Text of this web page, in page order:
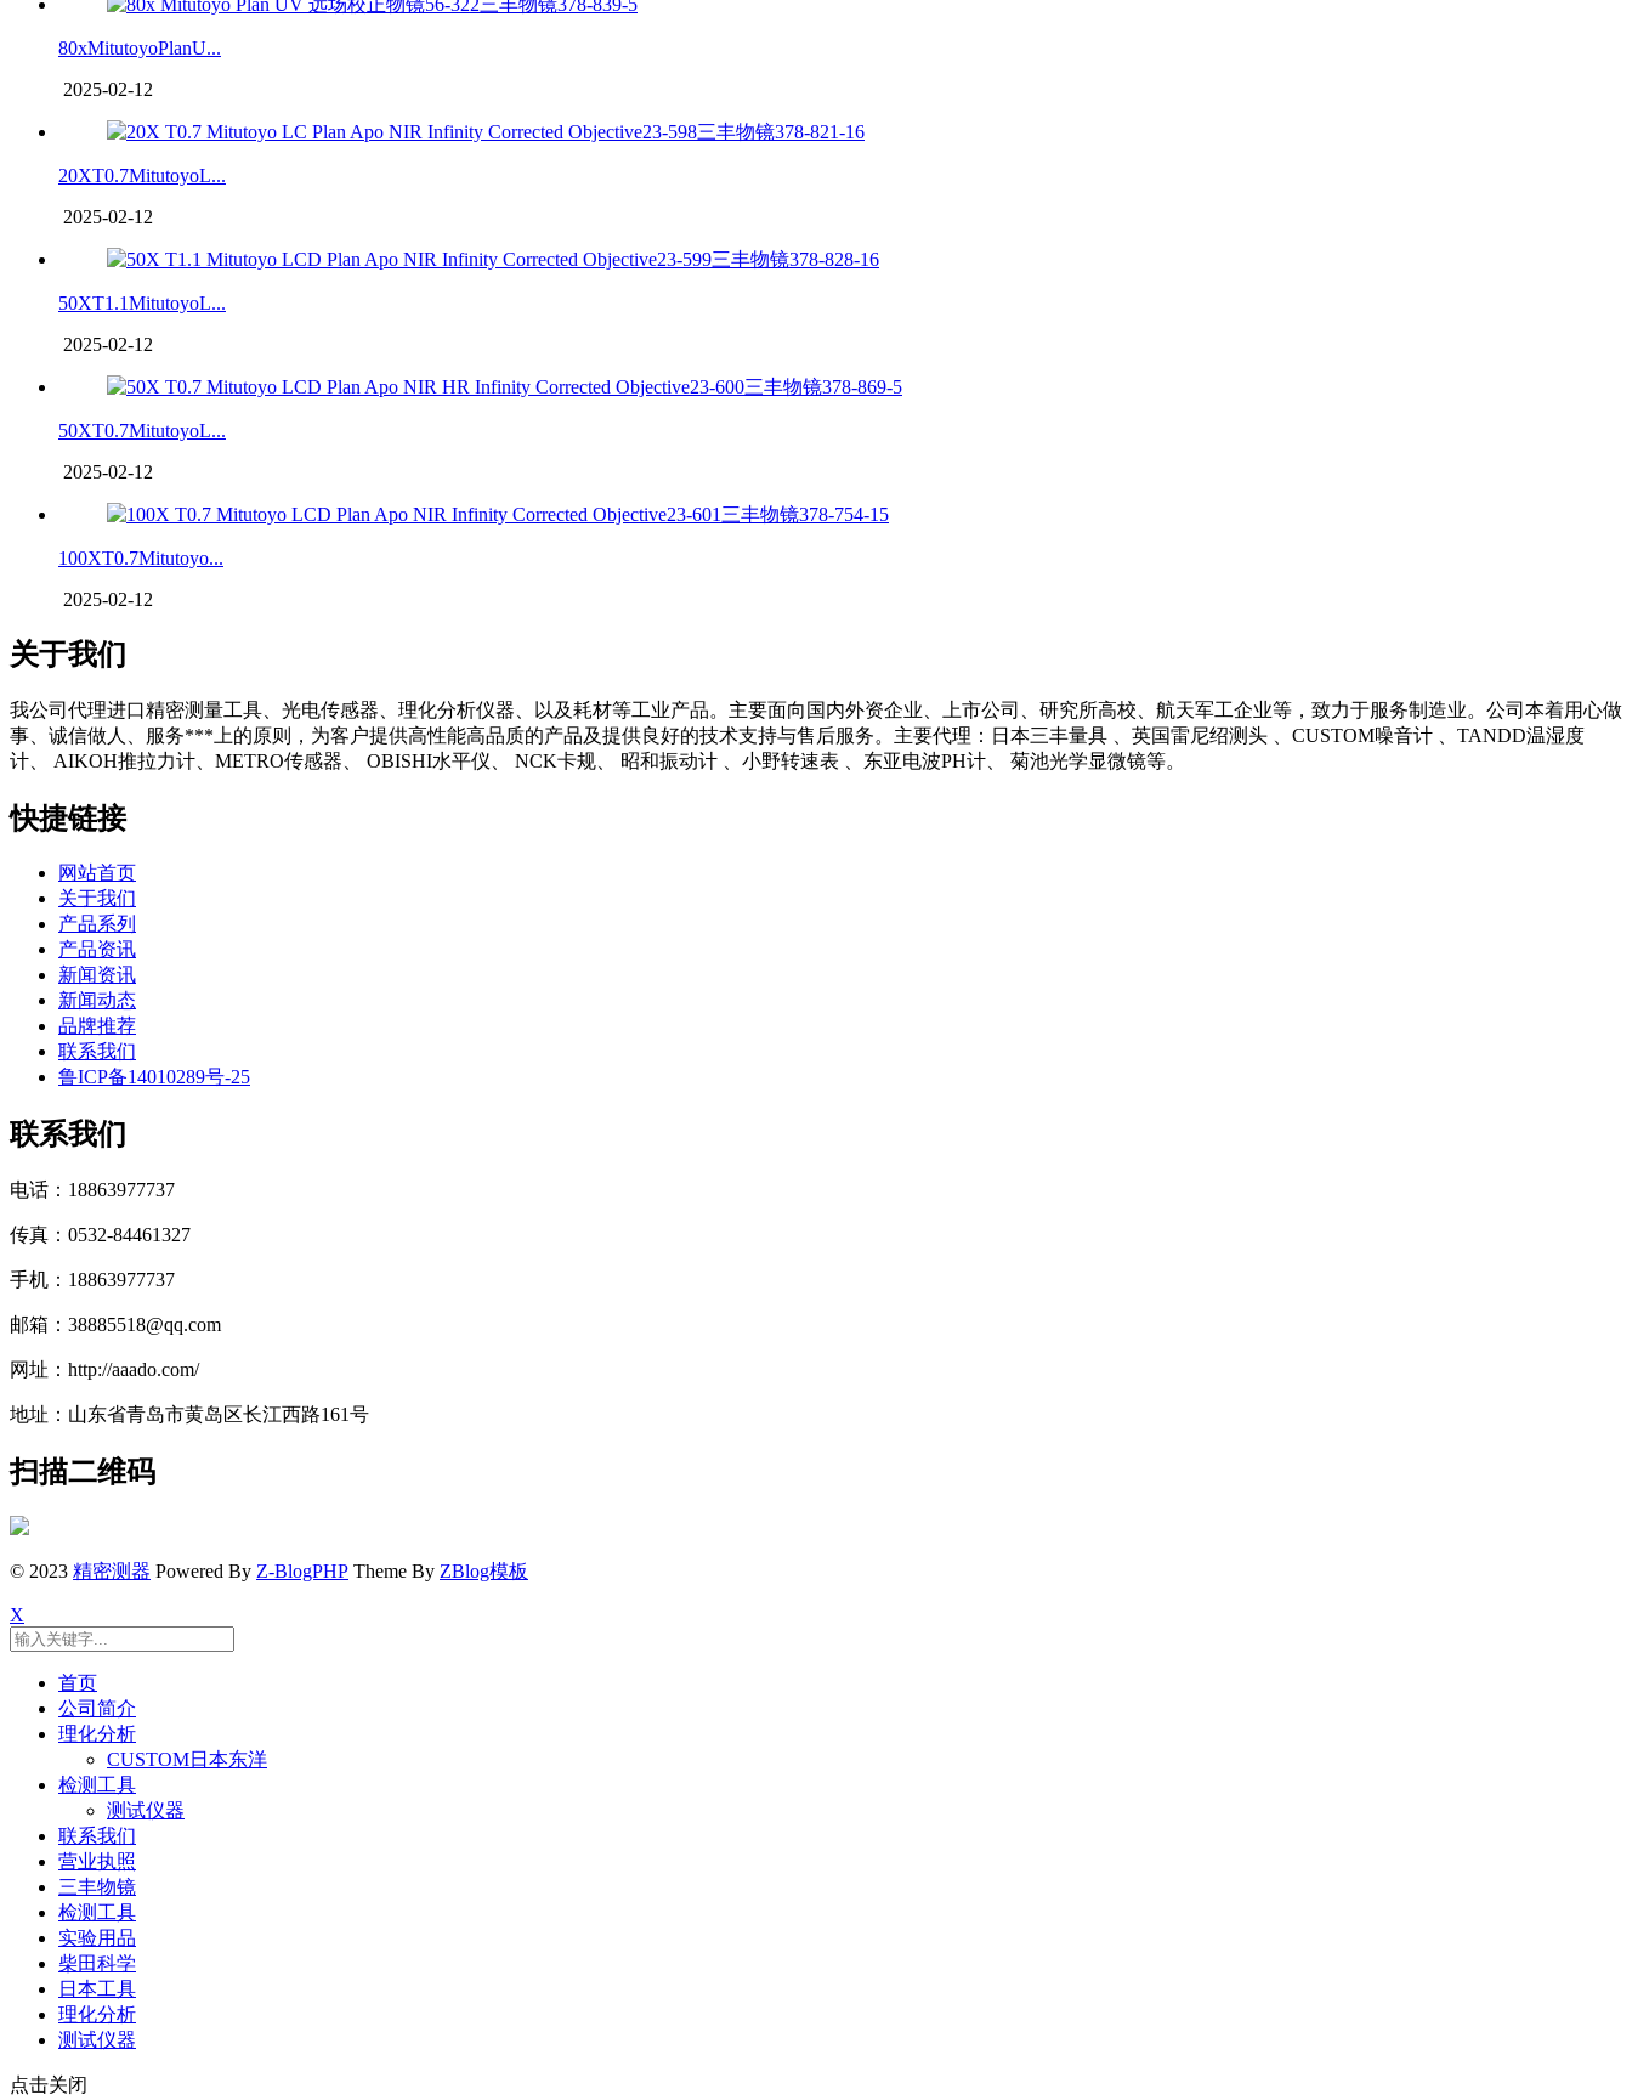
80xMitutoyoPlanU...
2025-02-12
20XT0.7MitutoyoL...
2025-02-12
50XT1.1MitutoyoL...
2025-02-12
50XT0.7MitutoyoL...
2025-02-12
100XT0.7Mitutoyo...
2025-02-12
关于我们
我公司代理进口精密测量工具、光电传感器、理化分析仪器、以及耗材等工业产品。主要面向国内外资企业、上市公司、研究所高校、航天军工企业等，致力于服务制造业。公司本着用心做
事、诚信做人、服务***上的原则，为客户提供高性能高品质的产品及提供良好的技术支持与售后服务。主要代理：日本三丰量具 、英国雷尼绍测头 、CUSTOM噪音计 、TANDD温湿度
计、 AIKOH推拉力计、METRO传感器、 OBISHI水平仪、 NCK卡规、 昭和振动计 、小野转速表 、东亚电波PH计、 菊池光学显微镜等。
快捷链接
网站首页
关于我们
产品系列
产品资讯
新闻资讯
新闻动态
品牌推荐
联系我们
鲁ICP备14010289号-25
联系我们
电话：18863977737
传真：0532-84461327
手机：18863977737
邮箱：38885518@qq.com
网址：http://aaado.com/
地址：山东省青岛市黄岛区长江西路161号
扫描二维码
© 2023 精密测器 Powered By Z-BlogPHP Theme By ZBlog模板
X
首页
公司简介
理化分析
CUSTOM日本东洋
检测工具
测试仪器
联系我们
营业执照
三丰物镜
检测工具
实验用品
柴田科学
日本工具
理化分析
测试仪器
点击关闭